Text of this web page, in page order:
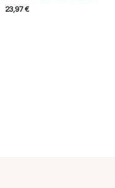
23,97€